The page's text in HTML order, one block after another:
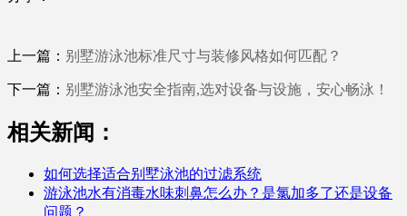
上一篇： 别墅游泳池标准尺寸与装修风格如何匹配？
下一篇： 别墅游泳池安全指南,选对设备与设施，安心畅泳！
相关新闻：
如何选择适合别墅泳池的过滤系统
游泳池水有消毒水味刺鼻怎么办？是氯加多了还是设备
问题？